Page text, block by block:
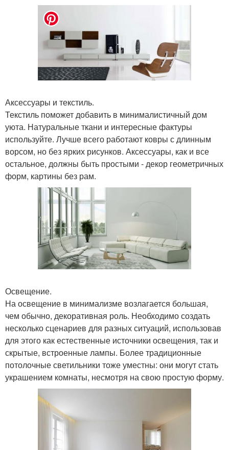
Аксессуары и текстиль.
Текстиль поможет добавить в минималистичный дом
уюта. Натуральные ткани и интересные фактуры
используйте. Лучше всего работают ковры с длинным
ворсом, но без ярких рисунков. Аксессуары, как и все
остальное, должны быть простыми - декор геометричных
форм, картины без рам.
Освещение.
На освещение в минимализме возлагается большая,
чем обычно, декоративная роль. Необходимо создать
несколько сценариев для разных ситуаций, использовав
для этого как естественные источники освещения, так и
скрытые, встроенные лампы. Более традиционные
потолочные светильники тоже уместны: они могут стать
украшением комнаты, несмотря на свою простую форму.